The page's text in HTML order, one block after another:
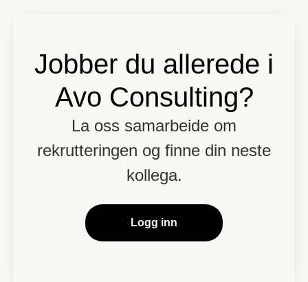
Jobber du allerede i
Avo Consulting?
La oss samarbeide om
rekrutteringen og finne din neste
kollega.
Logg inn